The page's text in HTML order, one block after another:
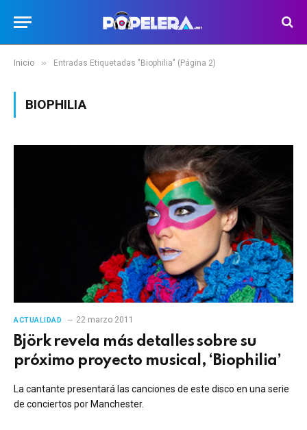
Inicio » Entradas Etiquetadas "Biophilia" (Página 2)
BIOPHILIA
ACTUALIDAD 22 marzo 2011
Björk revela más detalles sobre su
próximo proyecto musical, ‘Biophilia’
La cantante presentará las canciones de este disco en una serie
de conciertos por Manchester.